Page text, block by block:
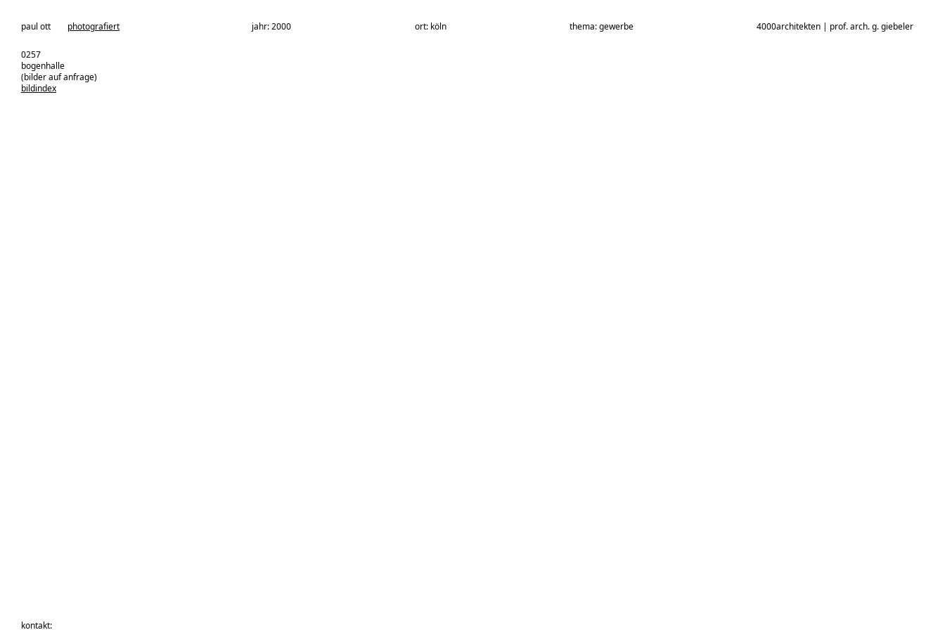
paul ott photografiert jahr: 2000 ort: köln thema: gewerbe
4000architekten | prof. arch. g. giebeler
0257
bogenhalle
(bilder auf anfrage)
bildindex
kontakt: